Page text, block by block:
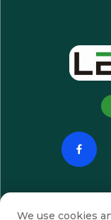
We use cookies